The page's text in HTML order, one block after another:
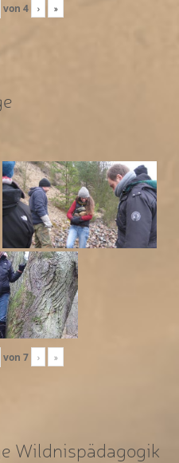
von 4 › »
von 7 › »
Wildnispädagogik